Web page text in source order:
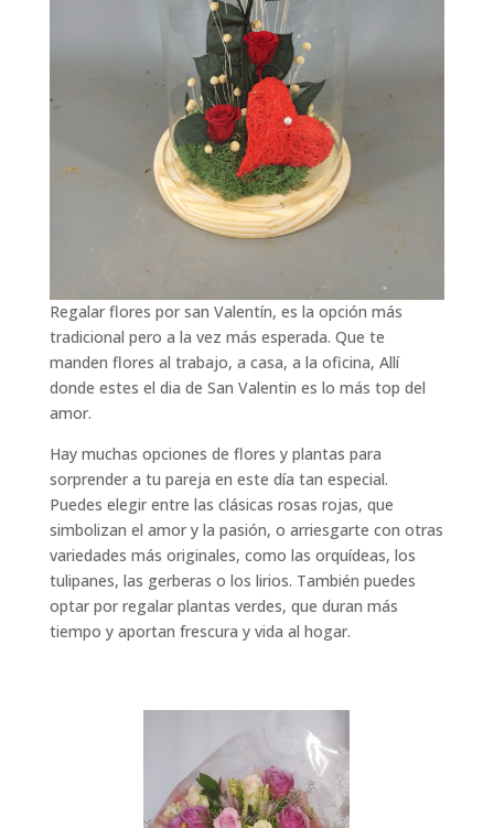
Regalar flores por san Valentín, es la opción más
tradicional pero a la vez más esperada. Que te
manden flores al trabajo, a casa, a la oficina, Allí
donde estes el dia de San Valentin es lo más top del
amor.
Hay muchas opciones de flores y plantas para
sorprender a tu pareja en este día tan especial.
Puedes elegir entre las clásicas rosas rojas, que
simbolizan el amor y la pasión, o arriesgarte con otras
variedades más originales, como las orquídeas, los
tulipanes, las gerberas o los lirios. También puedes
optar por regalar plantas verdes, que duran más
tiempo y aportan frescura y vida al hogar.